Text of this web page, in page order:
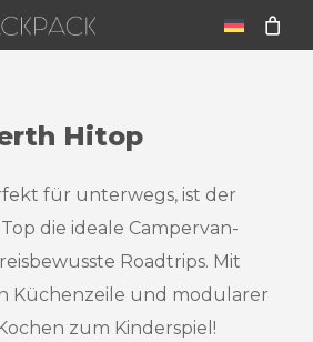
Hitop
für unterwegs, ist der
die ideale Campervan-
Roadtrips. Mit
Küchenzeile und modularer
zum Kinderspiel!